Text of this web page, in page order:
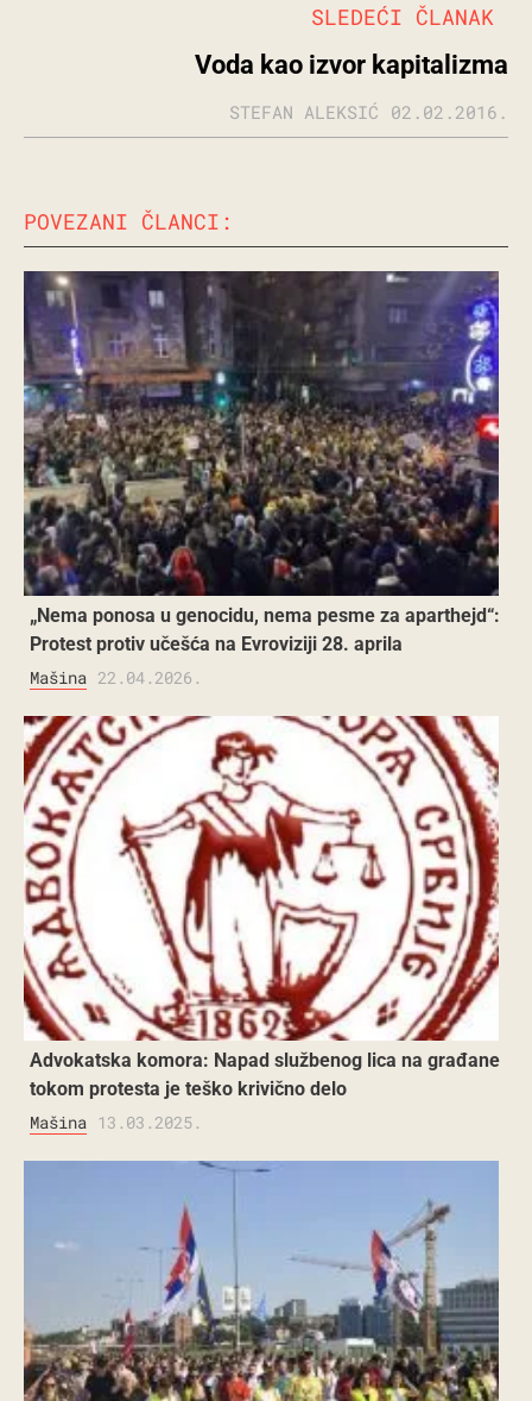
Voda kao izvor kapitalizma
SLEDEĆI ČLANAK
STEFAN ALEKSIĆ 02.02.2016.
POVEZANI ČLANCI:
„Nema ponosa u genocidu, nema pesme za aparthejd“:
Protest protiv učešća na Evroviziji 28. aprila
Mašina 22.04.2026.
Advokatska komora: Napad službenog lica na građane
tokom protesta je teško krivično delo
Mašina 13.03.2025.